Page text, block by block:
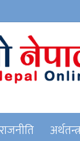
राजनीति